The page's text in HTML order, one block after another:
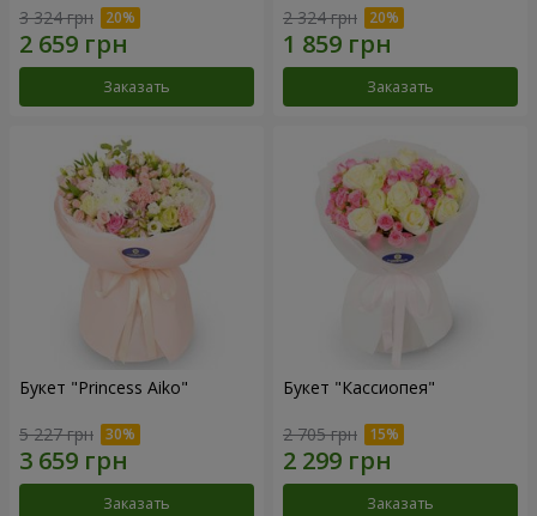
3 324 грн
Заказать
2 324 грн
Заказать
Букет "Princess Aiko"
5 227 грн
Заказать
Букет "Кассиопея"
2 705 грн
Заказать